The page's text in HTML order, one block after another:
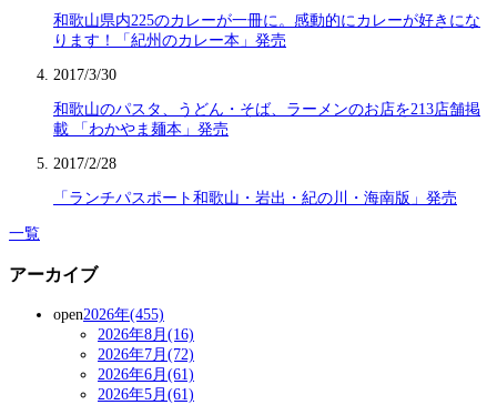
和歌山県内225のカレーが一冊に。感動的にカレーが好きにな
ります！「紀州のカレー本」発売
2017/3/30
和歌山のパスタ、うどん・そば、ラーメンのお店を213店舗掲
載 「わかやま麺本」発売
2017/2/28
「ランチパスポート和歌山・岩出・紀の川・海南版」発売
一覧
アーカイブ
open2026年(455)
2026年8月(16)
2026年7月(72)
2026年6月(61)
2026年5月(61)